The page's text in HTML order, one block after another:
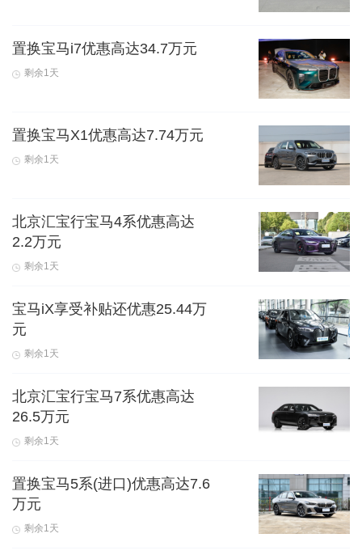
置换宝马i7优惠高达34.7万元
剩余1天
置换宝马X1优惠高达7.74万元
剩余1天
北京汇宝行宝马4系优惠高达
2.2万元
剩余1天
宝马iX享受补贴还优惠25.44万
元
剩余1天
北京汇宝行宝马7系优惠高达
26.5万元
剩余1天
置换宝马5系(进口)优惠高达7.6
万元
剩余1天